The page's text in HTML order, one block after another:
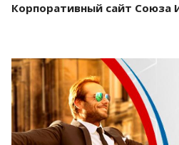
Корпоративный сайт Союза